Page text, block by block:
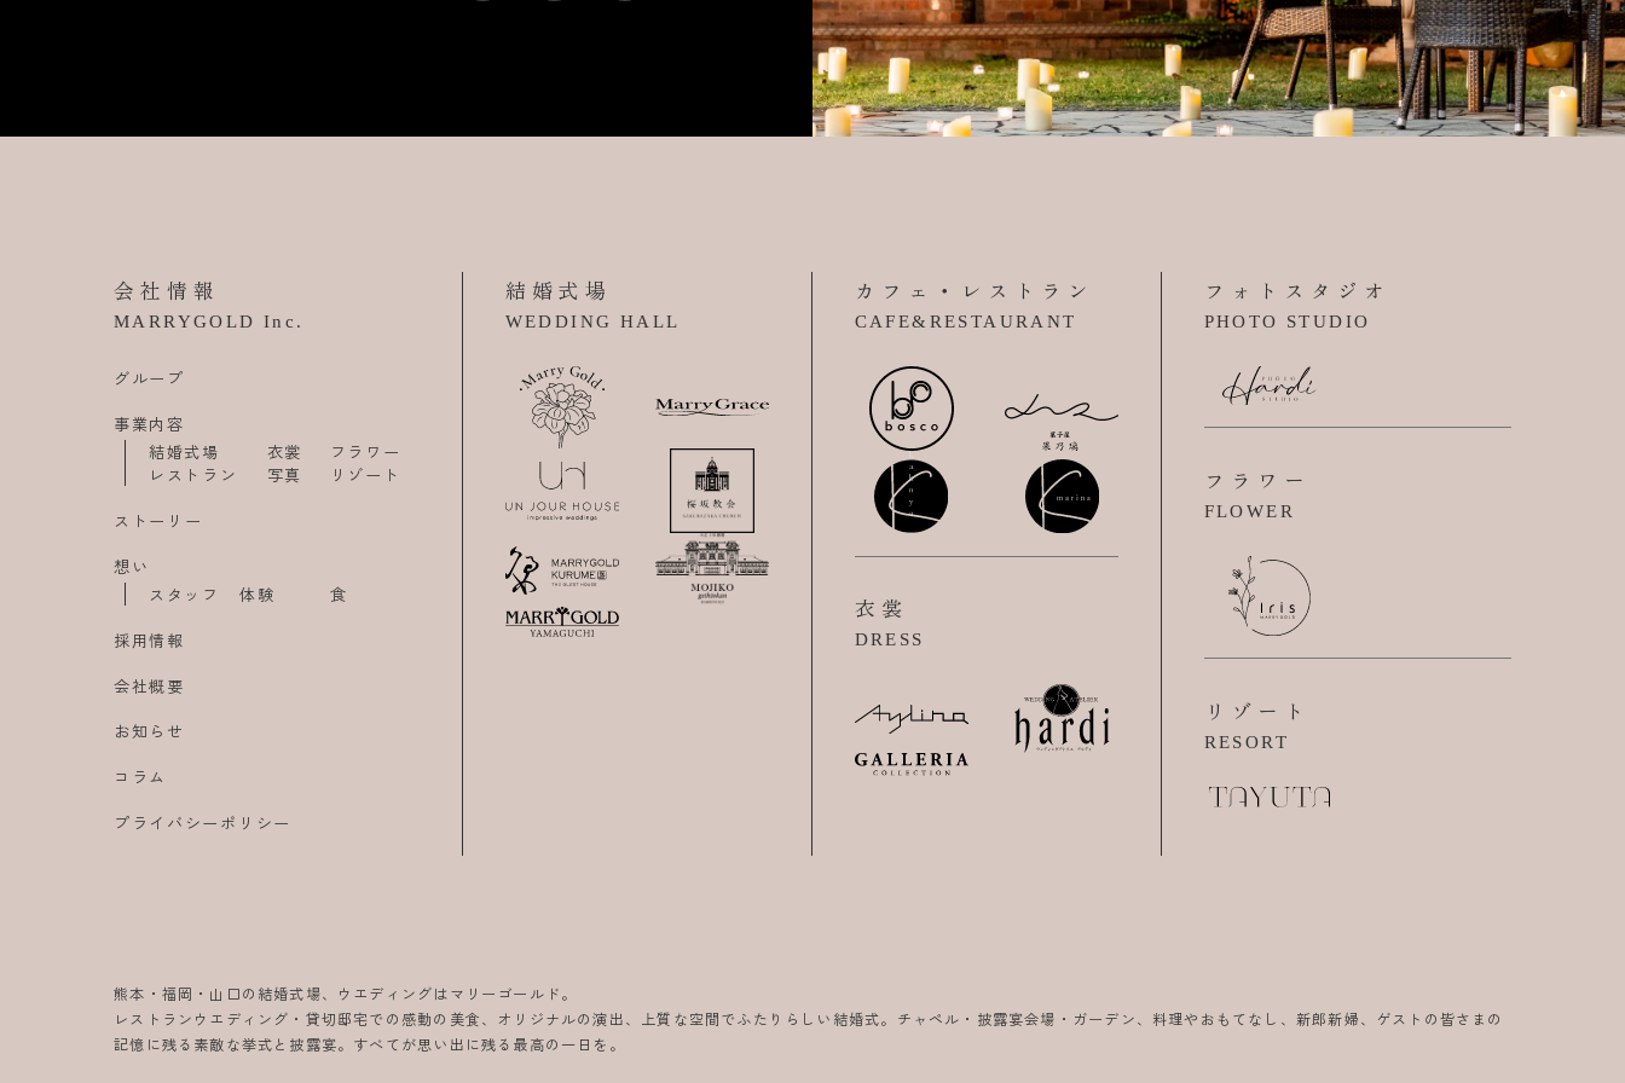
会社情報
MARRYGOLD Inc.
グループ
事業内容
結婚式場
衣裳
フラワー
レストラン
写真
リゾート
ストーリー
想い
スタッフ
体験
食
採用情報
会社概要
お知らせ
コラム
プライバシーポリシー
結婚式場
WEDDING HALL
カフェ・レストラン
CAFE&RESTAURANT
衣裳
DRESS
フォトスタジオ
PHOTO STUDIO
フラワー
FLOWER
リゾート
RESORT
熊本・福岡・山口の結婚式場、ウエディングはマリーゴールド。
レストランウエディング・貸切邸宅での感動の美食、オリジナルの演出、上質な空間でふたりらしい結婚式。チャペル・披露宴会場・ガーデン、料理やおもてなし、新郎新婦、ゲストの皆さまの
記憶に残る素敵な挙式と披露宴。すべてが思い出に残る最高の一日を。